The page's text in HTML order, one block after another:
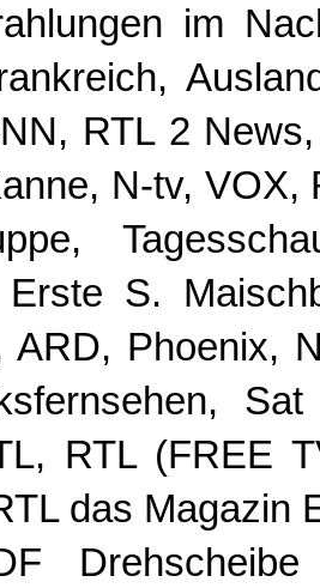
im
RTL 2
N-tv, VOX,
S.
ARD, Phoenix,
RTL (FREE
das Magazin